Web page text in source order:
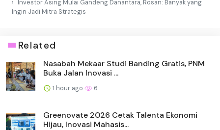
Investor Asing Mulai Gandeng Danantara, Rosan: Banyak yang
Ingin Jadi Mitra Strategis
Related
Nasabah Mekaar Studi Banding Gratis, PNM
Buka Jalan Inovasi ...
1 hour ago 6
Greenovate 2026 Cetak Talenta Ekonomi
Hijau, Inovasi Mahasis...